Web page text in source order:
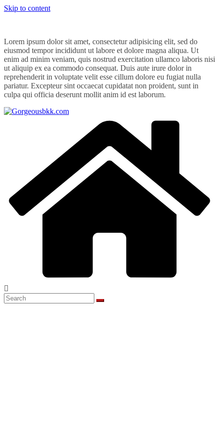
Skip to content
Lorem ipsum dolor sit amet, consectetur adipisicing elit, sed do
eiusmod tempor incididunt ut labore et dolore magna aliqua. Ut
enim ad minim veniam, quis nostrud exercitation ullamco laboris nisi
ut aliquip ex ea commodo consequat. Duis aute irure dolor in
reprehenderit in voluptate velit esse cillum dolore eu fugiat nulla
pariatur. Excepteur sint occaecat cupidatat non proident, sunt in
culpa qui officia deserunt mollit anim id est laborum.